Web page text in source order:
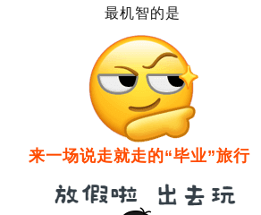
最机智的是
来一场说走就走的“毕业”旅行